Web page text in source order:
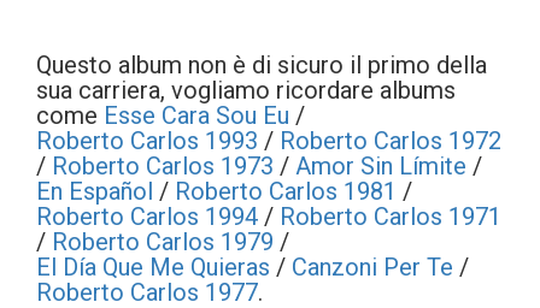
Questo album non è di sicuro il primo della
sua carriera, vogliamo ricordare albums
come Esse Cara Sou Eu /
Roberto Carlos 1993 / Roberto Carlos 1972
/ Roberto Carlos 1973 / Amor Sin Límite /
En Español / Roberto Carlos 1981 /
Roberto Carlos 1994 / Roberto Carlos 1971
/ Roberto Carlos 1979 /
El Día Que Me Quieras / Canzoni Per Te /
Roberto Carlos 1977.